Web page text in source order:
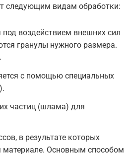
следующим видам обработки:
воздействием внешних сил
гранулы нужного размера.
с помощью специальных
частиц (шлама) для
в результате которых
материале. Основным способом